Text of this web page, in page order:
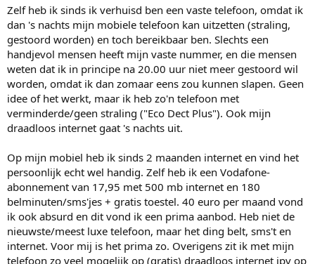
Zelf heb ik sinds ik verhuisd ben een vaste telefoon, omdat ik
dan 's nachts mijn mobiele telefoon kan uitzetten (straling,
gestoord worden) en toch bereikbaar ben. Slechts een
handjevol mensen heeft mijn vaste nummer, en die mensen
weten dat ik in principe na 20.00 uur niet meer gestoord wil
worden, omdat ik dan zomaar eens zou kunnen slapen. Geen
idee of het werkt, maar ik heb zo'n telefoon met
verminderde/geen straling ("Eco Dect Plus"). Ook mijn
draadloos internet gaat 's nachts uit.
Op mijn mobiel heb ik sinds 2 maanden internet en vind het
persoonlijk echt wel handig. Zelf heb ik een Vodafone-
abonnement van 17,95 met 500 mb internet en 180
belminuten/sms'jes + gratis toestel. 40 euro per maand vond
ik ook absurd en dit vond ik een prima aanbod. Heb niet de
nieuwste/meest luxe telefoon, maar het ding belt, sms't en
internet. Voor mij is het prima zo. Overigens zit ik met mijn
telefoon zo veel mogelijk op (gratis) draadloos internet ipv op